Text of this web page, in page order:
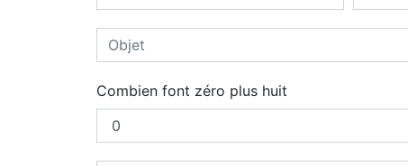
Combien font zéro plus huit